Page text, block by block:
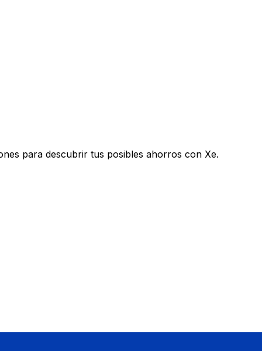
para descubrir tus posibles ahorros con Xe.